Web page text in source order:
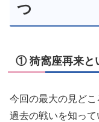
つ
① 猗窩座再来と
今回の最大の見どこ
過去の戦いを知って